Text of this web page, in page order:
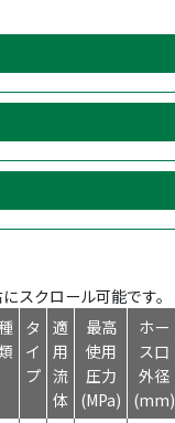
スクロール可能です。
タ
イ
プ
適
用
流
体
最高
使用
圧力
(MPa)
ホー
ス口
外径
(mm)